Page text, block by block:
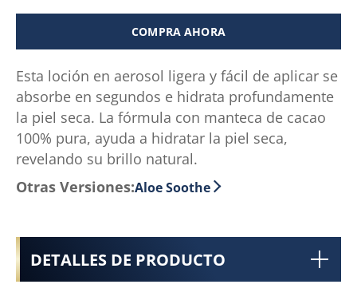
la
página.
Esta loción en aerosol ligera y fácil de aplicar se
absorbe en segundos e hidrata profundamente
la piel seca. La fórmula con manteca de cacao
100% pura, ayuda a hidratar la piel seca,
revelando su brillo natural.
COMPRA AHORA
Otras Versiones:Aloe Soothe
DETALLES DE PRODUCTO